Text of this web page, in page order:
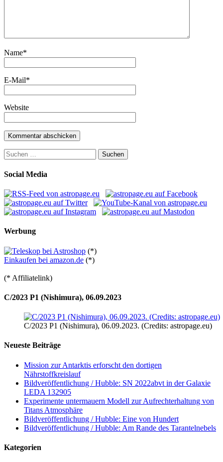
Name*
E-Mail*
Website
Suchen
nach:
Social Media
Werbung
(*)
Einkaufen bei amazon.de (*)
(* Affiliatelink)
C/2023 P1 (Nishimura), 06.09.2023
C/2023 P1 (Nishimura), 06.09.2023. (Credits: astropage.eu)
Neueste Beiträge
Mission zur Antarktis erforscht den dortigen
Nährstoffkreislauf
Bildveröffentlichung / Hubble: SN 2022abvt in der Galaxie
LEDA 132905
Experimente untermauern Modell zur Aufrechterhaltung von
Titans Atmosphäre
Bildveröffentlichung / Hubble: Eine von Hundert
Bildveröffentlichung / Hubble: Am Rande des Tarantelnebels
Kategorien